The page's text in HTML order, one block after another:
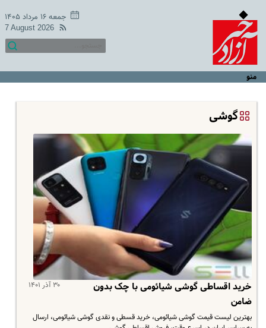
جمعه ۱۶ مرداد ۱۴۰۵
7 August 2026
منو
گوشی
۳۰ آذر ۱۴۰۱
خرید اقساطی گوشی شیائومی با چک بدون
ضامن
بهترین لیست قیمت گوشی شیائومی، خرید قسطی و نقدی گوشی شیائومی، ارسال